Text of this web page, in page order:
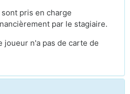
pris en charge
par le stagiaire.
joueur n'a pas de carte de